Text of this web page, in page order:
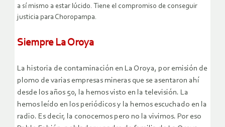
a sí mismo a estar lúcido. Tiene el compromiso de conseguir
justicia para Choropampa.
Siempre La Oroya
La historia de contaminación en La Oroya, por emisión de
plomo de varias empresas mineras que se asentaron ahí
desde los años 50, la hemos visto en la televisión. La
hemos leído en los periódicos y la hemos escuchado en la
radio. Es decir, la conocemos pero no la vivimos. Por eso